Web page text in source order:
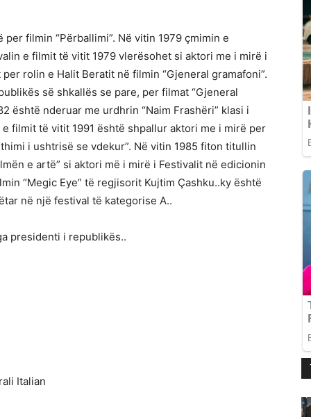
filmin “Përballimi”. Në vitin 1979 çmimin e
e filmit të vitit 1979 vlerësohet si aktori me i mirë i
rolin e Halit Beratit në filmin “Gjeneral gramafoni”.
së shkallës se pare, per filmat “Gjeneral
është nderuar me urdhrin “Naim Frashëri” klasi i
filmit të vitit 1991 është shpallur aktori me i mirë per
i ushtrisë se vdekur”. Në vitin 1985 fiton titullin
e artë” si aktori më i mirë i Festivalit në edicionin
“Megic Eye” të regjisorit Kujtim Çashku..ky është
në një festival të kategorise A..
presidenti i republikës..
Italian